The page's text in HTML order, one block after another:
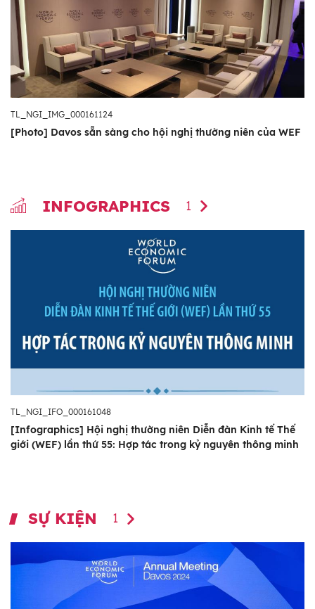
TL_NGI_IMG_000161124
[Photo] Davos sẵn sàng cho hội nghị thường niên của WEF
INFOGRAPHICS 1
TL_NGI_IFO_000161048
[Infographics] Hội nghị thường niên Diễn đàn Kinh tế Thế
giới (WEF) lần thứ 55: Hợp tác trong kỷ nguyên thông minh
SỰ KIỆN 1